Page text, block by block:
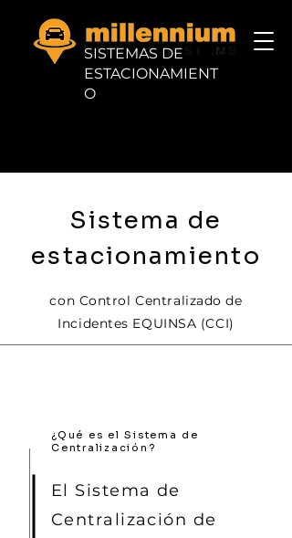
SISTEMAS DE
ESTACIONAMIENT
O
Sistema de
estacionamiento
con Control Centralizado de
Incidentes EQUINSA (CCI)
¿Qué es el Sistema de
Centralización?
El Sistema de
Centralización de